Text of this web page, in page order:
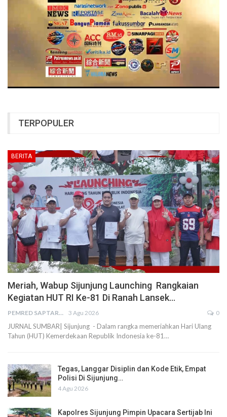
TERPOPULER
BERITA
Meriah, Wabup Sijunjung Launching Rangkaian
Kegiatan HUT RI Ke-81 Di Ranah Lansek…
PEMRED SAPTARIUS 3 Agu 2026 0
JURNAL SUMBAR| Sijunjung - Dalam rangka memeriahkan Hari Ulang
Tahun (HUT) Kemerdekaan Republik Indonesia ke-81…
Tegas, Langgar Disiplin dan Kode Etik, Empat
Polisi Di Sijunjung…
4 Agu 2026
Kapolres Sijunjung Pimpin Upacara Sertijab Ini